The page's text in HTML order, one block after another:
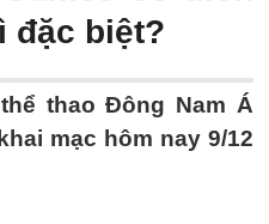
đặc biệt?
thao Đông Nam Á
mạc hôm nay 9/12